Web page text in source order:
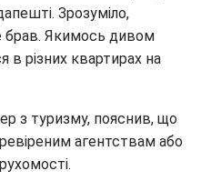
Зрозуміло,
брав. Якимось дивом
в різних квартирах на
з туризму, пояснив, що
агентствам або